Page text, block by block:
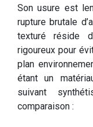
Son usure est
rupture brutale
texturé réside
rigoureux pour
plan
étant un
suivant
comparaison :